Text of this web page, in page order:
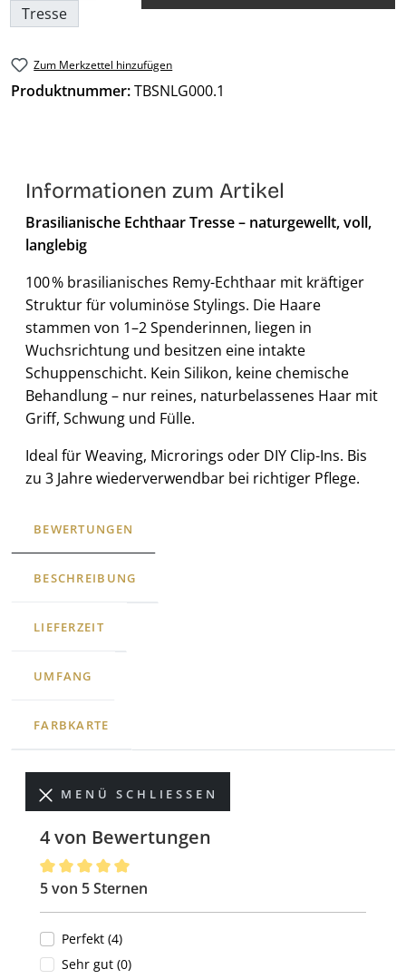
Tresse
Zum Merkzettel hinzufügen
Produktnummer:TBSNLG000.1
Informationen zum Artikel
Brasilianische Echthaar Tresse – naturgewellt, voll,
langlebig
100 % brasilianisches Remy-Echthaar mit kräftiger
Struktur für voluminöse Stylings. Die Haare
stammen von 1–2 Spenderinnen, liegen in
Wuchsrichtung und besitzen eine intakte
Schuppenschicht. Kein Silikon, keine chemische
Behandlung – nur reines, naturbelassenes Haar mit
Griff, Schwung und Fülle.
Ideal für Weaving, Microrings oder DIY Clip-Ins. Bis
zu 3 Jahre wiederverwendbar bei richtiger Pflege.
BEWERTUNGEN
BESCHREIBUNG
LIEFERZEIT
UMFANG
FARBKARTE
MENÜ SCHLIESSEN
4 von Bewertungen
Durchschnittliche Bewertung von 5 von 5 Sternen
5 von 5 Sternen
Perfekt (4)
Sehr gut (0)